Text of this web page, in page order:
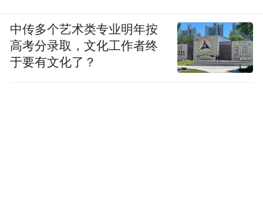
中传多个艺术类专业明年按
高考分录取，文化工作者终
于要有文化了？